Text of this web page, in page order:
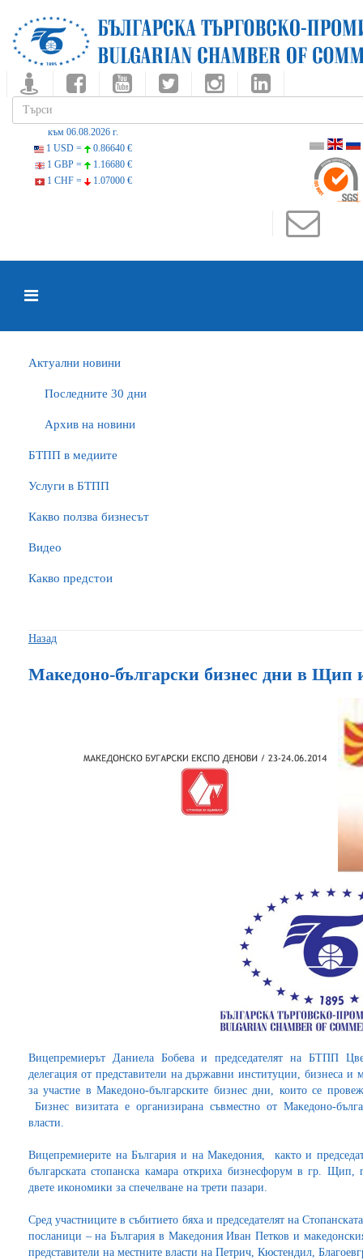
към 06.08.2026 г.
1 USD =
0.86640 €
1 GBP =
1.16680 €
1 CHF =
1.07000 €
Актуални новини
Последните 30 дни
Архив на новини
БTПП в медиите
Услуги в БТПП
Какво ползва бизнесът
Видео
Какво предстои
Назад
Македоно-български бизнес дни в Щип
Вицепремиерът Даниела Бобева и председателят на БТПП
делегация от представители на държавни институции, бизнеса
за участие в Македоно-българските бизнес дни, които се
Бизнес визитата е организирана съвместно от Македоно-
власти.
Вицепремиерите на България и на Македония, както и
българската стопанска камара откриха бизнесфорум в гр. Щип,
двете икономики за спечелване на трети пазари.
Сред участниците в събитието бяха и председателят на
посланици – на България в Македония Иван Петков и
представители на местните власти на Петрич, Кюстендил,